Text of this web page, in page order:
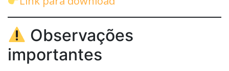
Observações
importantes